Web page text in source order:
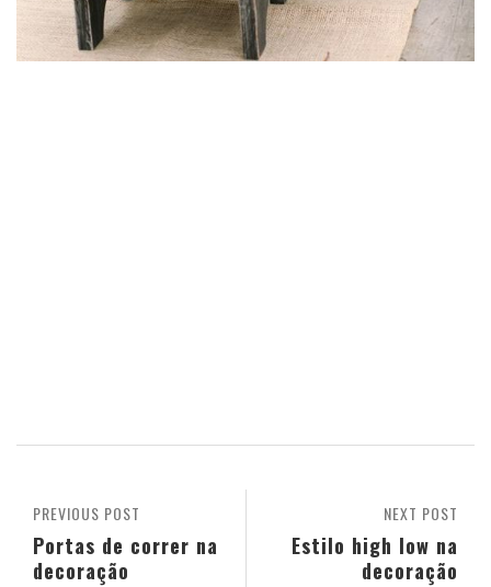
NEXT POST
Estilo high low na
decoração
PREVIOUS POST
Portas de correr na
decoração